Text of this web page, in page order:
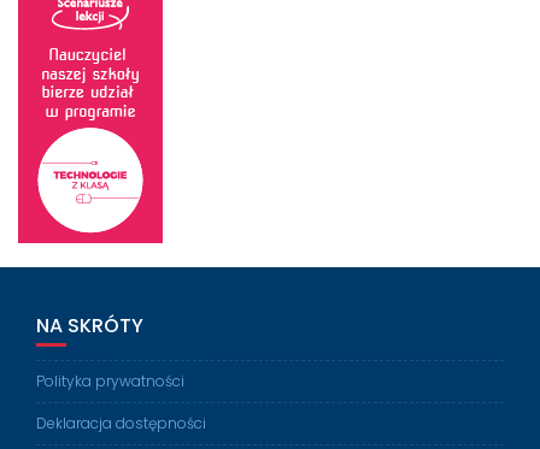
NA SKRÓTY
Polityka prywatności
Deklaracja dostępności